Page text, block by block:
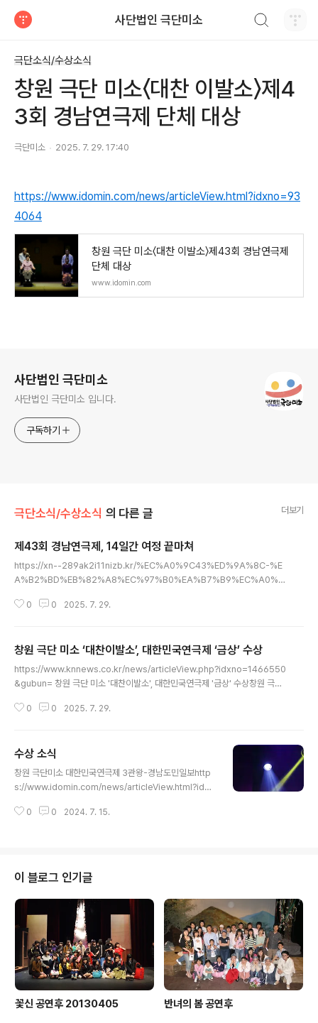
사단법인 극단미소
극단소식/수상소식
창원 극단 미소〈대찬 이발소〉제4
3회 경남연극제 단체 대상
극단미소 2025. 7. 29. 17:40
https://www.idomin.com/news/articleView.html?idxno=93
4064
창원 극단 미소〈대찬 이발소〉제43회 경남연극제
단체 대상
www.idomin.com
사단법인 극단미소
사단법인 극단미소 입니다.
구독하기
극단소식/수상소식 의 다른 글 더보기
제43회 경남연극제, 14일간 여정 끝마쳐
https://xn--289ak2i11nizb.kr/%EC%A0%9C43%ED%9A%8C-%E
A%B2%BD%EB%82%A8%EC%97%B0%EA%B7%B9%EC%A0%9
EB%81%9D%EB%A7%88%EC%B3%90/ 4관왕 차지 ［경상뉴스=김관
ttps://xn--289ak2i11nizb.kr/%EC%A0%9C43%ED%9A%8C-%E
A%B2%BD%EB%82%A8%EC%97%B0%EA%B7%B9%EC%A0%9
C-14%EC%9D%BC%EA%B0%84-%E..
0 0 2025. 7. 29.
창원 극단 미소 ‘대찬이발소’, 대한민국연극제 ‘금상’ 수상
https://www.knnews.co.kr/news/articleView.php?idxno=1466550
&gubun= 창원 극단 미소 '대찬이발소', 대한민국연극제 '금상' 수상창원 극단
0 0 2025. 7. 29.
수상 소식
창원 극단미소 대한민국연극제 3관왕-경남도민일보http
s://www.idomin.com/news/articleView.html?idxn
단 미소가 창작극 (장종도 작·연출)으로 제41회 대한민국
전국연극제 단체은상 등 3관왕-경남일보https://www.g
nnews.co.kr/news/articleView.html?idxno=5313
93 극단 미소 ‘난파, 가족’ 전국연극제 단체은상 등 3관왕
- 경남일보경남을 대표해 제41회 대한민국 연극제에 참가
한 극단 미소가 단체 ..
0 0 2024. 7. 15.
이 블로그 인기글
꽃신 공연후 20130405 반녀의 봄 공연후